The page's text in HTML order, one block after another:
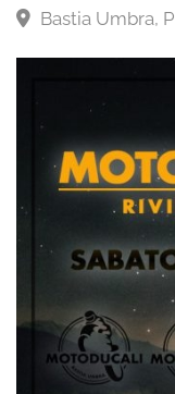
Bastia Umbra,